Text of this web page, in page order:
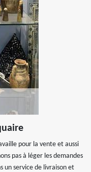
pour la vente et aussi
pas à léger les demandes
un service de livraison et